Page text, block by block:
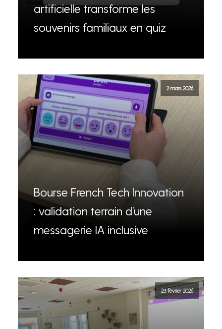
artificielle transforme les
souvenirs familiaux en quiz
2 mars 2026
Bourse French Tech Innovation
: validation terrain d’une
messagerie IA inclusive
23 février 2026